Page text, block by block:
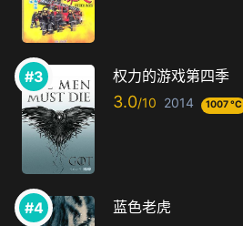
权力的游戏第四季
3.0 2014 1007 °C
蓝色老虎